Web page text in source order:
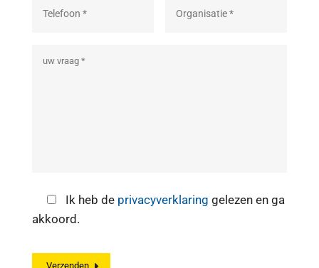
Ik heb de privacyverklaring gelezen en ga
akkoord.